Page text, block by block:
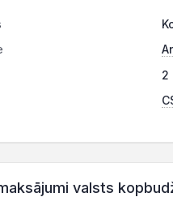
2
valsts